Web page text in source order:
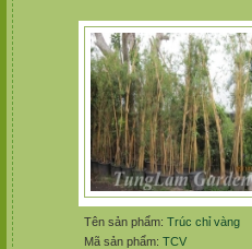
Tên sản phẩm: Trúc chỉ vàng
Mã sản phẩm: TCV